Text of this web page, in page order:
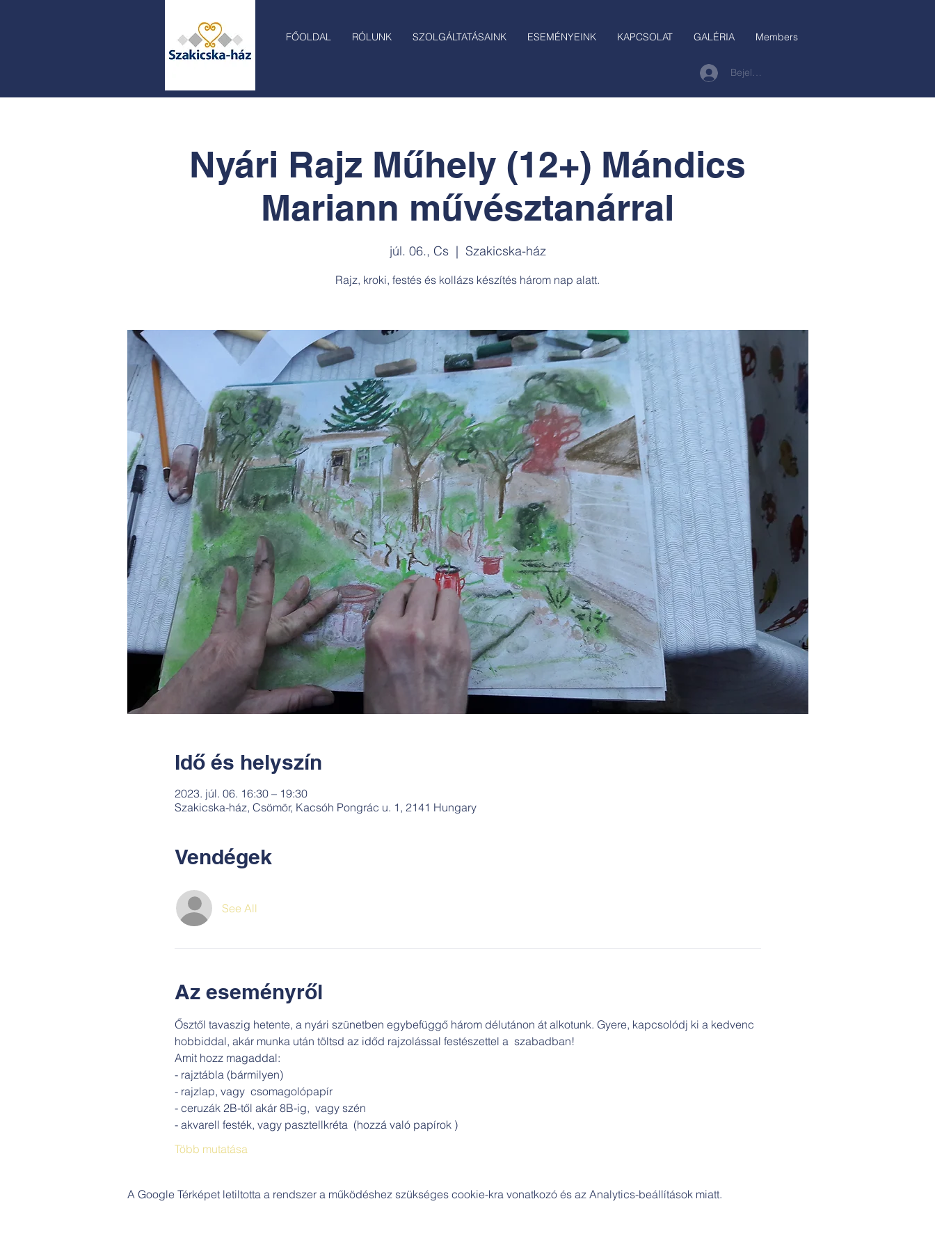
FŐOLDAL RÓLUNK SZOLGÁLTATÁSAINK ESEMÉNYEINK KAPCSOLAT GALÉRIA Members
Bejelentkezés
Nyári Rajz Műhely (12+) Mándics
Mariann művésztanárral
júl. 06., Cs
  |
Szakicska-ház
Rajz, kroki, festés és kollázs készítés három nap alatt.
Idő és helyszín
2023. júl. 06. 16:30 – 19:30
Szakicska-ház, Csömör, Kacsóh Pongrác u. 1, 2141 Hungary
Vendégek
See All
Az eseményről
Ősztől tavaszig hetente, a nyári szünetben egybefüggő három délutánon át alkotunk. Gyere, kapcsolódj ki a kedvenc
hobbiddal, akár munka után töltsd az időd rajzolással festészettel a  szabadban!
Amit hozz magaddal:
- rajztábla (bármilyen)
- rajzlap, vagy  csomagolópapír
- ceruzák 2B-től akár 8B-ig,  vagy szén
- akvarell festék, vagy pasztellkréta  (hozzá való papírok )
Több mutatása
A Google Térképet letiltotta a rendszer a működéshez szükséges cookie-kra vonatkozó és az Analytics-beállítások miatt.